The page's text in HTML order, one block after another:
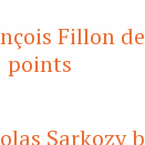
Fillon
points
Sarkozy